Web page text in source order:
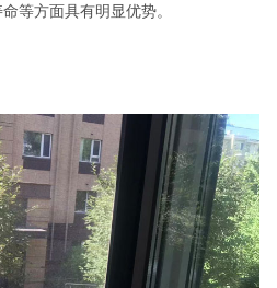
等方面具有明显优势。